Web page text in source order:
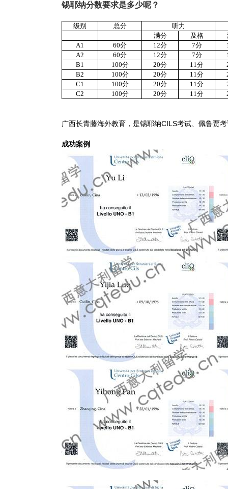
锡耶纳分数要求是多少呢？
级别 总分
听力
满分
及格
A1
60分 12分 7分
A2
60分 12分 7分
B1
100分 20分 11分
B2
100分 20分 11分
C1
100分 20分 11分
C2
100分 20分 11分
广西长青藤海外教育，是锡耶纳CILS考试、佩鲁贾
成功案例